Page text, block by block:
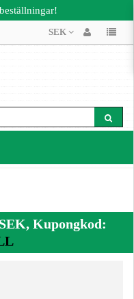
SEK
Kupongkod: